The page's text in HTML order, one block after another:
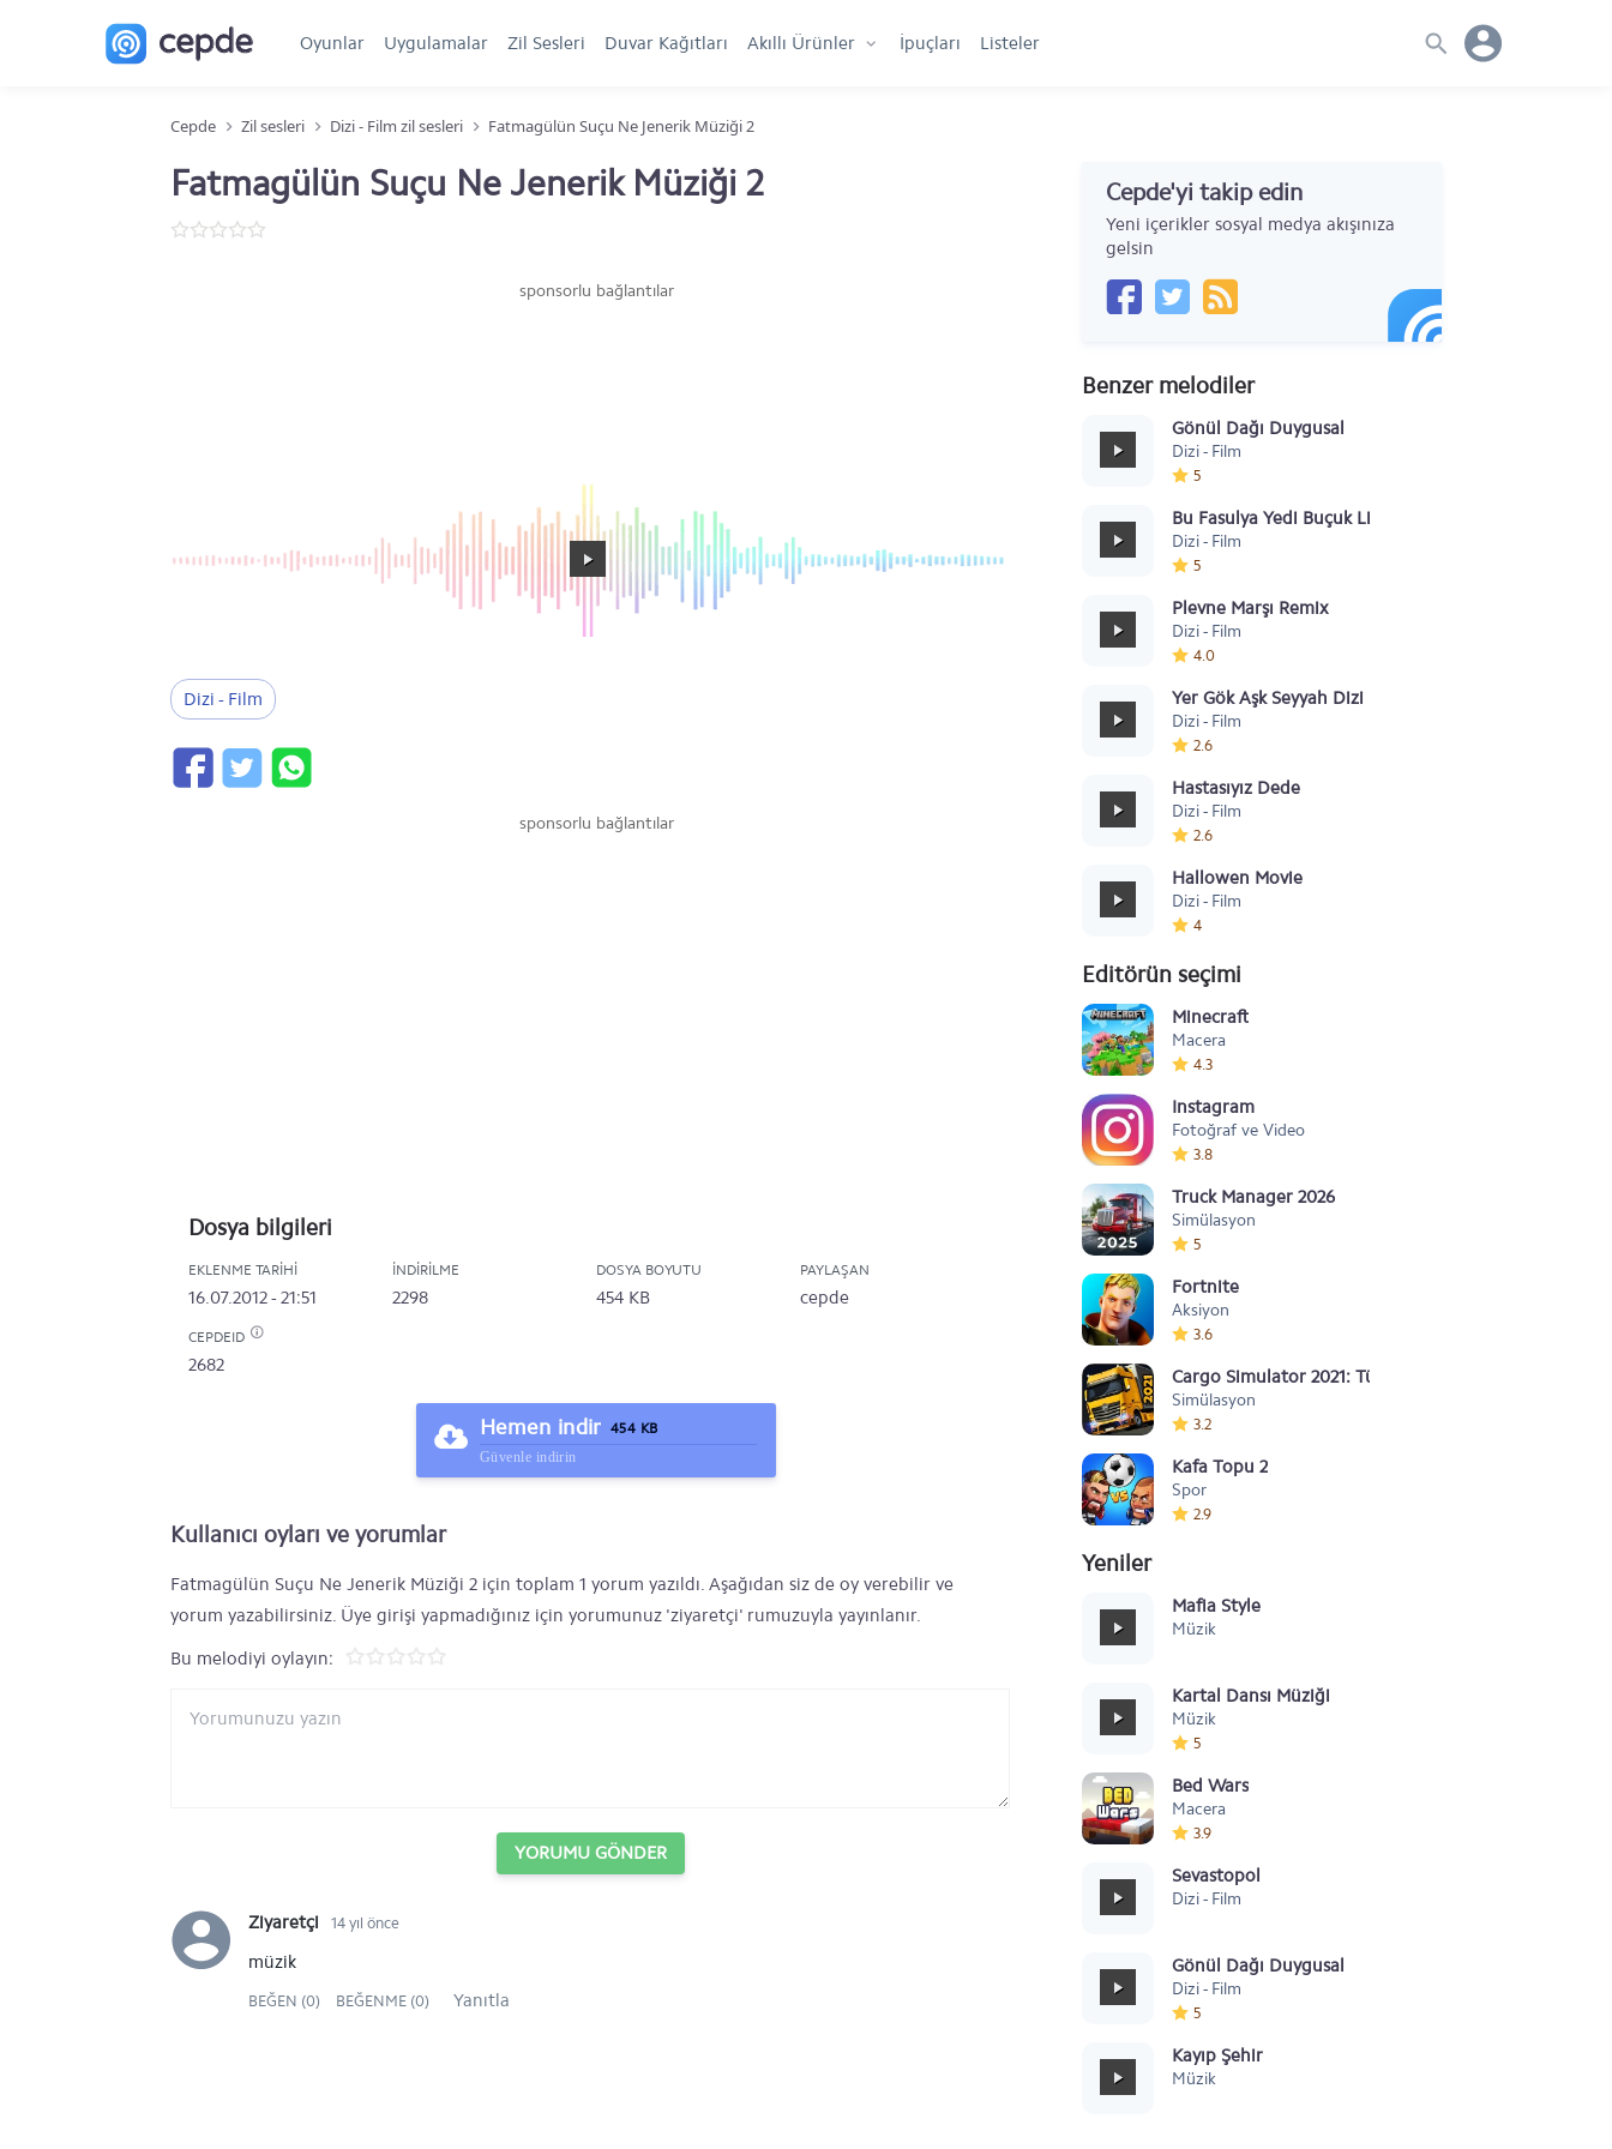
Oyunlar Uygulamalar Zil Sesleri Duvar Kağıtları Akıllı Ürünler İpuçları Listeler
Cepde Zil sesleri Dizi - Film zil sesleri Fatmagülün Suçu Ne Jenerik Müziği 2
Fatmagülün Suçu Ne Jenerik Müziği 2
sponsorlu bağlantılar
Dizi - Film
sponsorlu bağlantılar
Dosya bilgileri
EKLENME TARIHI
16.07.2012 - 21:51
İNDIRILME
2298
DOSYA BOYUTU
454 KB
PAYLAŞAN
cepde
CEPDEID
2682
Hemen indir 454 KB
Güvenle indirin
Cepde'yi takip edin
Yeni içerikler sosyal medya akışınıza
gelsin
Benzer melodiler
Gönül Dağı Duygusal
Dizi - Film
5
Bu Fasulya Yedi Buçuk Lira - Eyvah Eyvah Filmi
Dizi - Film
5
Plevne Marşı Remix
Dizi - Film
4.0
Yer Gök Aşk Seyyah Dizi Müziği
Dizi - Film
2.6
Hastasıyız Dede
Dizi - Film
2.6
Hallowen Movie
Dizi - Film
4
Editörün seçimi
Minecraft
Macera
4.3
Instagram
Fotoğraf ve Video
3.8
Truck Manager 2026
Simülasyon
5
Fortnite
Aksiyon
3.6
Cargo Simulator 2021: Türkiye
Simülasyon
3.2
Kafa Topu 2
Spor
2.9
Yeniler
Mafia Style
Müzik
Kartal Dansı Müziği
Müzik
5
Bed Wars
Macera
3.9
Sevastopol
Dizi - Film
Gönül Dağı Duygusal
Dizi - Film
5
Kayıp Şehir
Müzik
Kullanıcı oyları ve yorumlar
Fatmagülün Suçu Ne Jenerik Müziği 2 için toplam 1 yorum yazıldı. Aşağıdan siz de oy verebilir ve
yorum yazabilirsiniz. Üye girişi yapmadığınız için yorumunuz 'ziyaretçi' rumuzuyla yayınlanır.
Bu melodiyi oylayın:
YORUMU GÖNDER
Ziyaretçi 14 yıl önce
müzik
BEĞEN (0) BEĞENME (0) Yanıtla